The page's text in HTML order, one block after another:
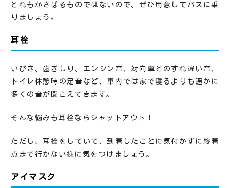
どれもかさばるものではないので、ぜひ用意してバスに乗
りましょう。
耳栓
いびき、歯ぎしり、エンジン音、対向車とのすれ違い音、
トイレ休憩時の足音など、車内では家で寝るよりも遥かに
多くの音が聞こえてきます。
そんな悩みも耳栓ならシャットアウト！
ただし、耳栓をしていて、到着したことに気付かずに終着
点まで行かない様に気をつけましょう。
アイマスク